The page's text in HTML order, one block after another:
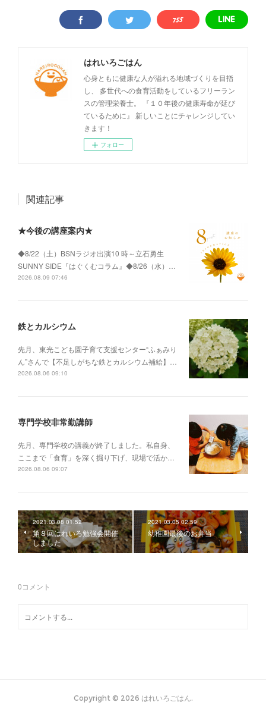
はれいろごはん
心身ともに健康な人が溢れる地域づくりを目指
し、 多世代への食育活動をしているフリーラン
スの管理栄養士。 『１０年後の健康寿命が延び
ているために』 新しいことにチャレンジしてい
きます！
フォロー
関連記事
★今後の講座案内★
◆8/22（土）BSNラジオ出演10 時～立石勇生
SUNNY SIDE『はぐくむコラム』◆8/26（水）…
2026.08.09 07:46
鉄とカルシウム
先月、東光こども園子育て支援センター“ふぁみり
ん”さんで【不足しがちな鉄とカルシウム補給】…
2026.08.06 09:10
専門学校非常勤講師
先月、専門学校の講義が終了しました。私自身、
ここまで「食育」を深く掘り下げ、現場で活か…
2026.08.06 09:07
2021.03.08 01:52
第８回はれいろ勉強会開催
しました
2021.03.05 02:59
幼稚園最後のお弁当
0コメント
Copyright © 2026 はれいろごはん.